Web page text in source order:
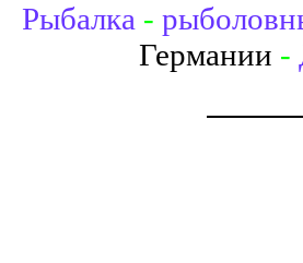
Рыбалка -
Германии -